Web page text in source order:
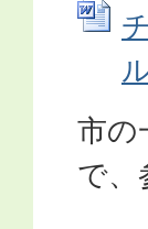
市の
で、